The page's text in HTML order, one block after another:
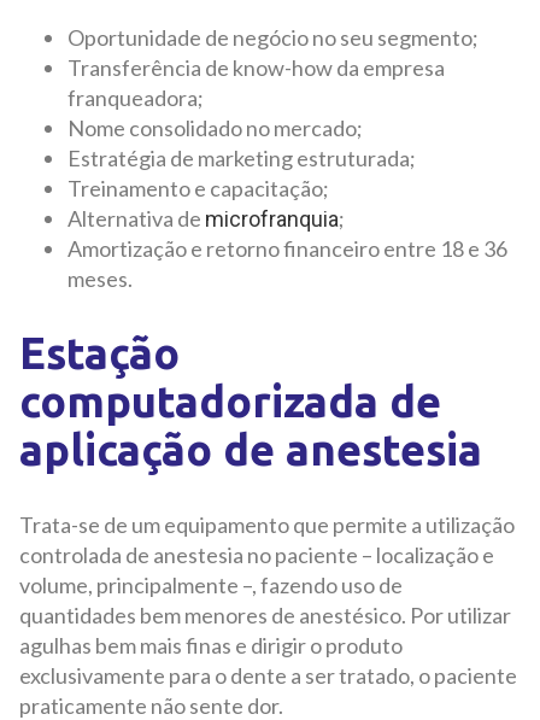
Oportunidade de negócio no seu segmento;
Transferência de know-how da empresa
franqueadora;
Nome consolidado no mercado;
Estratégia de marketing estruturada;
Treinamento e capacitação;
Alternativa de microfranquia;
Amortização e retorno financeiro entre 18 e 36
meses.
Estação
computadorizada de
aplicação de anestesia
Trata-se de um equipamento que permite a utilização
controlada de anestesia no paciente – localização e
volume, principalmente –, fazendo uso de
quantidades bem menores de anestésico. Por utilizar
agulhas bem mais finas e dirigir o produto
exclusivamente para o dente a ser tratado, o paciente
praticamente não sente dor.